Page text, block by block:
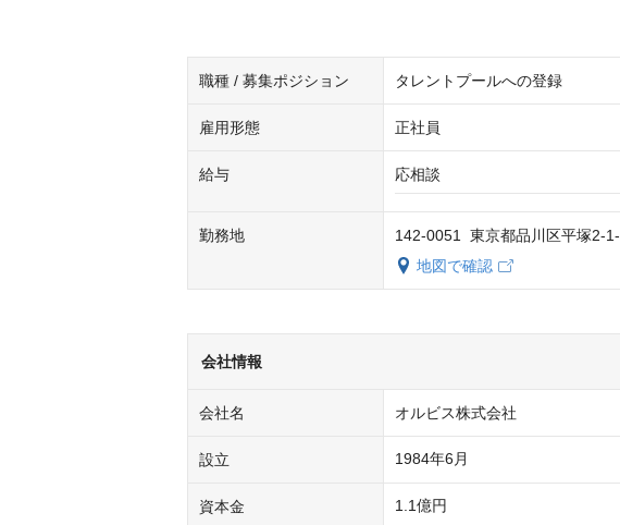
職種 / 募集ポジション タレントプールへの登録
雇用形態 正社員
給与 応相談
勤務地
142-0051 東京都品川区平塚2-
地図で確認
会社情報
会社名 オルビス株式会社
設立 1984年6月
資本金 1.1億円